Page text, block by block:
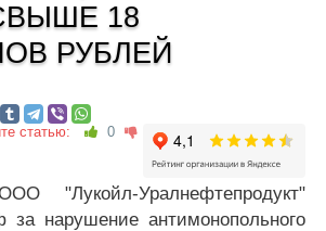
18
РУБЛЕЙ
статью: 0
"Лукойл-Уралнефтепродукт"
за нарушение антимонопольного